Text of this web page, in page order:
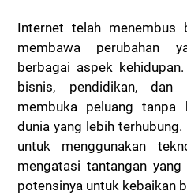
Internet telah menembus
membawa perubahan
berbagai aspek
bisnis, pendidikan, dan
membuka peluang tanpa
dunia yang lebih
untuk menggunakan
mengatasi tantangan
potensinya untuk kebaikan